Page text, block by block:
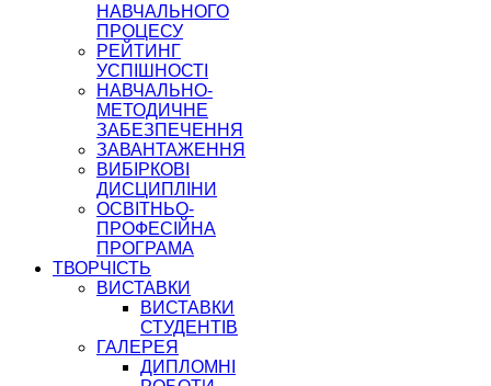
НАВЧАЛЬНОГО
ПРОЦЕСУ
РЕЙТИНГ
УСПІШНОСТІ
НАВЧАЛЬНО-
МЕТОДИЧНЕ
ЗАБЕЗПЕЧЕННЯ
ЗАВАНТАЖЕННЯ
ВИБІРКОВІ
ДИСЦИПЛІНИ
ОСВІТНЬО-
ПРОФЕСІЙНА
ПРОГРАМА
ТВОРЧІСТЬ
ВИСТАВКИ
ВИСТАВКИ
СТУДЕНТІВ
ГАЛЕРЕЯ
ДИПЛОМНІ